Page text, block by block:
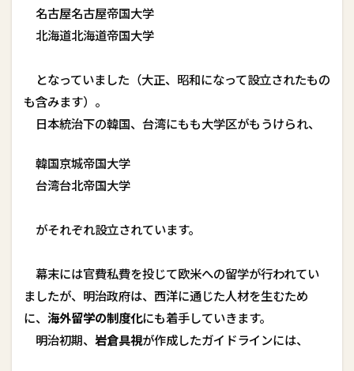
名古屋――名古屋帝国大学
北海道――北海道帝国大学
となっていました（大正、昭和になって設立されたもの
も含みます）。
日本統治下の韓国、台湾にもも大学区がもうけられ、
韓国――京城帝国大学
台湾――台北帝国大学
がそれぞれ設立されています。
幕末には官費私費を投じて欧米への留学が行われてい
ましたが、明治政府は、西洋に通じた人材を生むため
に、 海外留学の制度化にも着手していきます。
明治初期、 岩倉具視が作成したガイドラインには、